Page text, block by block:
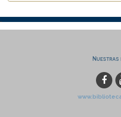
Nuestras